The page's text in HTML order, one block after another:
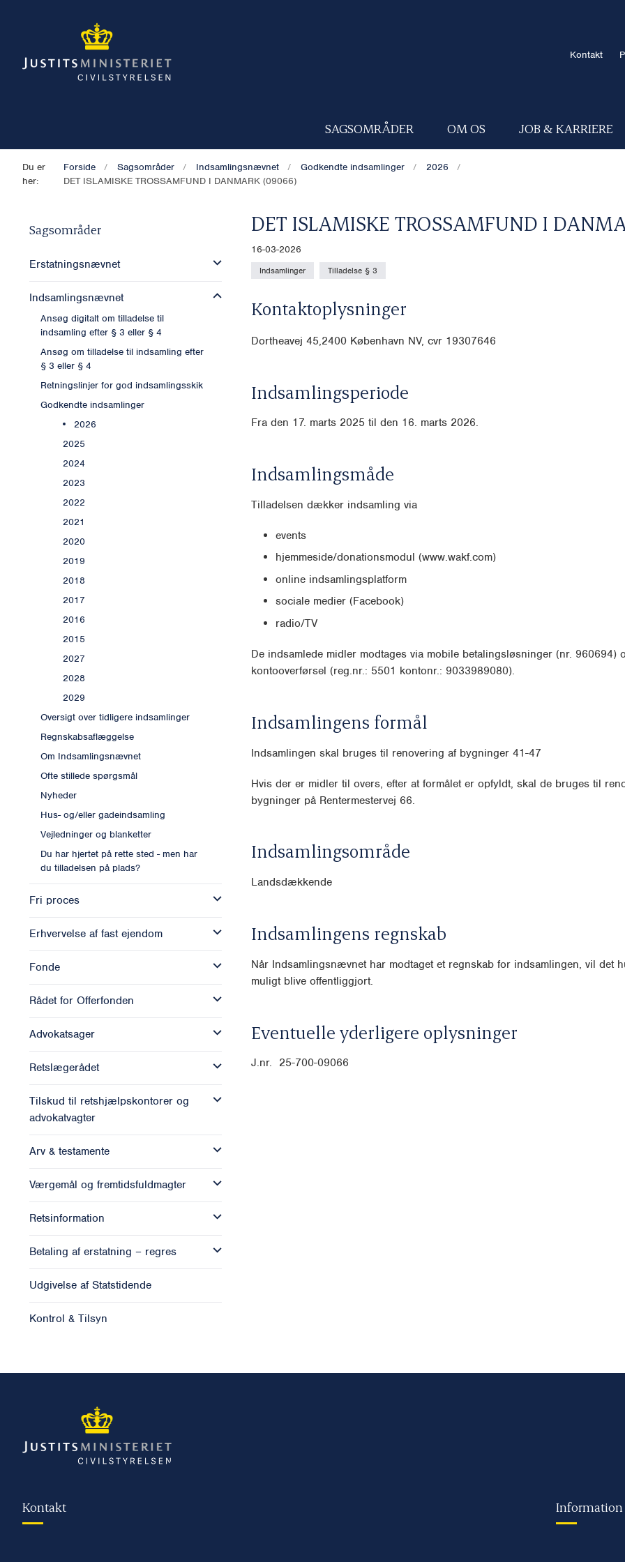
Kontakt
SAGSOMRÅDER OM OS JOB & KARRIERE
Du er
her:
Forside Sagsområder Indsamlingsnævnet Godkendte indsamlinger
2026
DET ISLAMISKE TROSSAMFUND I DANMARK (09066)
Sagsområder
Erstatningsnævnet
Indsamlingsnævnet
Ansøg digitalt om tilladelse til
indsamling efter § 3 eller § 4
Ansøg om tilladelse til indsamling efter
§ 3 eller § 4
Retningslinjer for god indsamlingsskik
Godkendte indsamlinger
2026
2025
2024
2023
2022
2021
2020
2019
2018
2017
2016
2015
2027
2028
2029
Oversigt over tidligere indsamlinger
Regnskabsaflæggelse
Om Indsamlingsnævnet
Ofte stillede spørgsmål
Nyheder
Hus- og/eller gadeindsamling
Vejledninger og blanketter
Du har hjertet på rette sted - men har
du tilladelsen på plads?
Fri proces
Erhvervelse af fast ejendom
Fonde
Rådet for Offerfonden
Advokatsager
Retslægerådet
Tilskud til retshjælpskontorer og
advokatvagter
Arv & testamente
Værgemål og fremtidsfuldmagter
Retsinformation
Betaling af erstatning – regres
Udgivelse af Statstidende
Kontrol & Tilsyn
DET ISLAMISKE TROSSAMFUND I
16-03-2026
Indsamlinger Tilladelse § 3
Kontaktoplysninger
Dortheavej 45,2400 København NV, cvr 19307646
Indsamlingsperiode
Fra den 17. marts 2025 til den 16. marts 2026.
Indsamlingsmåde
Tilladelsen dækker indsamling via
events
hjemmeside/donationsmodul (www.wakf.com)
online indsamlingsplatform
sociale medier (Facebook)
radio/TV
De indsamlede midler modtages via mobile betalingsløsninger (nr. 960694)
kontooverførsel (reg.nr.: 5501 kontonr.: 9033989080).
Indsamlingens formål
Indsamlingen skal bruges til renovering af bygninger 41-47
Hvis der er midler til overs, efter at formålet er opfyldt, skal de bruges til
bygninger på Rentermestervej 66.
Indsamlingsområde
Landsdækkende
Indsamlingens regnskab
Når Indsamlingsnævnet har modtaget et regnskab for indsamlingen, vil det
muligt blive offentliggjort.
Eventuelle yderligere oplysninger
J.nr. 25-700-09066
Kontakt Information